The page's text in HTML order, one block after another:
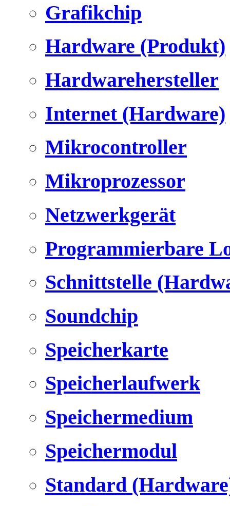
Grafikchip
Hardware (Produkt)
Hardwarehersteller
Internet (Hardware)
Mikrocontroller
Mikroprozessor
Netzwerkgerät
Programmierbare
Schnittstelle
Soundchip
Speicherkarte
Speicherlaufwerk
Speichermedium
Speichermodul
Standard